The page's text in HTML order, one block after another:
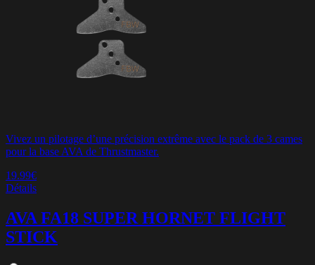
Vivez un pilotage d’une précision extrême avec le pack de 3 cames
pour la base AVA de Thrustmaster.
19.99€
Détails
AVA FA18 SUPER HORNET FLIGHT
STICK